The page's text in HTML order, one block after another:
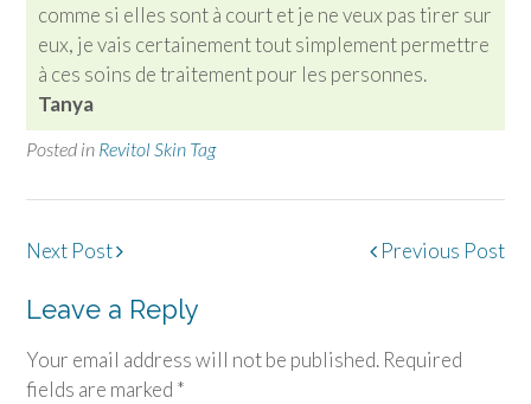
comme si elles sont à court et je ne veux pas tirer sur
eux, je vais certainement tout simplement permettre
à ces soins de traitement pour les personnes.
Tanya
Posted in Revitol Skin Tag
Post
Previous Post
Next Post
Leave a Reply
Your email address will not be published. Required
fields are marked *